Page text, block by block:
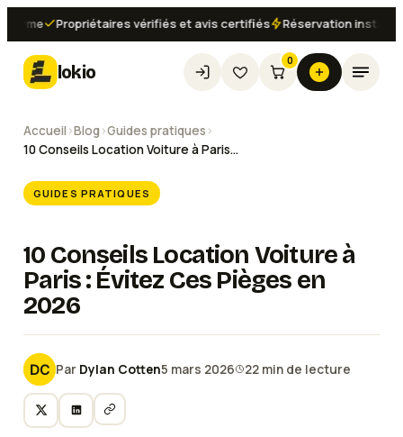
Propriétaires vérifiés et avis certifiés Réservation instantanée
lokio
0
Accueil ›Blog›Guides pratiques ›
10 Conseils Location Voiture à Paris : Évitez Ces Pièges en 2026
GUIDES PRATIQUES
10 Conseils Location Voiture à
Paris : Évitez Ces Pièges en
2026
Par Dylan Cotten5 mars 2026 22 min de lecture